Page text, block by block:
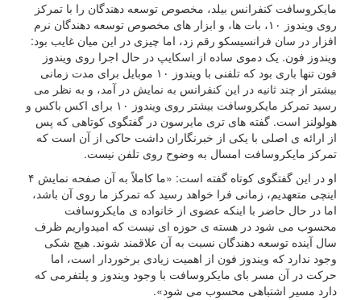
مایکروسافت کنفرانس بیلد، مخصوص توسعه دهندگان را با تمرکز
روی ویندوز ۱۰، بات ها، و ابزار های مخصوص توسعه دهندگان نرم
افزار در سان فرانسیسکو رقم زد، اما چیزی در این میان غایب بود:
ویندوز فون. یک دموی ساده از اسکایپ در حال اجرا روی ویندوز
فون تنها باری بود که تلفنی با ویندوز ۱۰ موبایل برای مدت زمانی
بیشتر از چند ثانیه در این کنفرانس به نمایش در آمد، و به نظر می
رسید تمرکز مایکروسافت بیشتر روی ویندوز ۱۰ برای اکس باکس و
هولولنز است. گفته های تری مایرسون در گفتگوی کوتاهی که پس
از ارائه ی اصلی با یکی از خبرنگاران داشت حاکی از آن است که
تمرکز مایکروسافت امسال به وضوح روی تلفن نیست.
او در این گفتگوی کوتاه گفته است: «ما کاملاً به آن صفحه نمایش ۴
اینچی متعهدیم، زمانی فرا خواهد رسید که تمرکز ما روی آن باشد،
اما در حال حاضر با اینکه عضوی از خانواده ی مایکروسافت
محسوب می شود در هسته ی حوزه ای نیست که امیدواریم ظرف
سال آینده توسعه دهندگان نسبت به آن علاقمند شوند. هیچ شکی
وجود ندارد که ویندوز فون از اهمیت زیادی برخوردار است، اما
حرکت در آن مسر بای مایکروسافت با وجود ویندوز و پلتفرمی که
دارد مسیر اشتباهی محسوب می شود».